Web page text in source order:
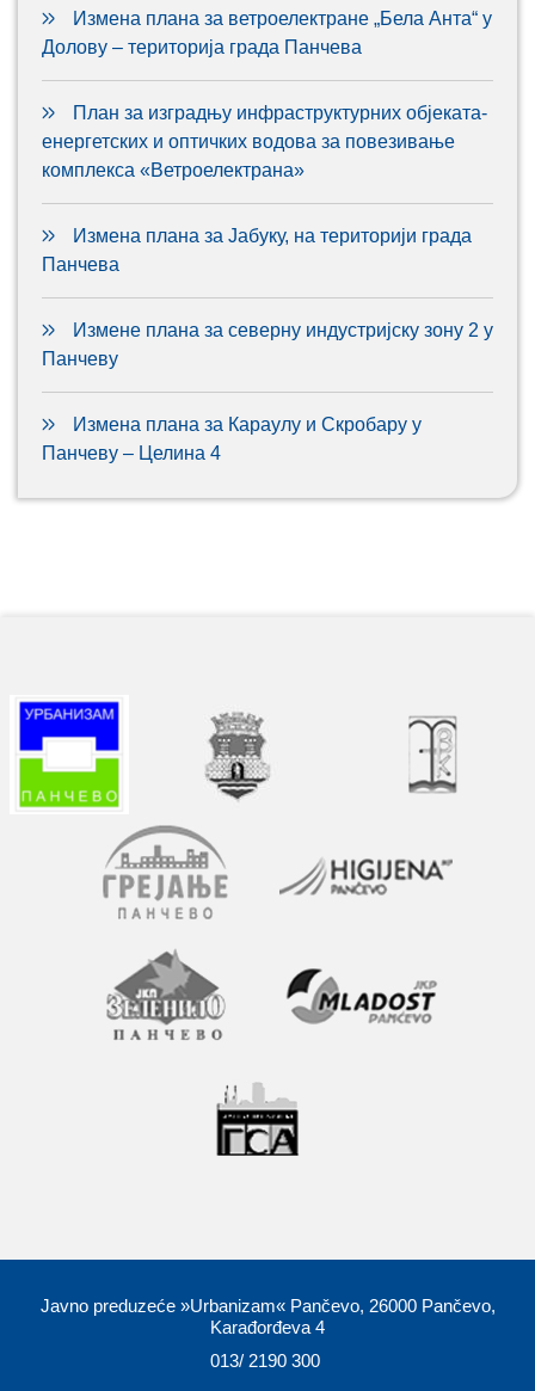
Измена плана за ветроелектране „Бела Анта“ у
Долову – територија града Панчева
План за изградњу инфраструктурних објеката-
енергетских и оптичких водова за повезивање
комплекса «Ветроелектрана»
Измена плана за Јабуку, на територији града
Панчева
Измене плана за северну индустријску зону 2 у
Панчеву
Измена плана за Караулу и Скробару у
Панчеву – Целина 4
Javno preduzeće »Urbanizam« Pančevo, 26000 Pančevo,
Karađorđeva 4
013/ 2190 300